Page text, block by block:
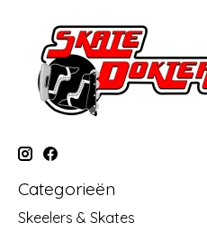
Categorieën
Skeelers & Skates